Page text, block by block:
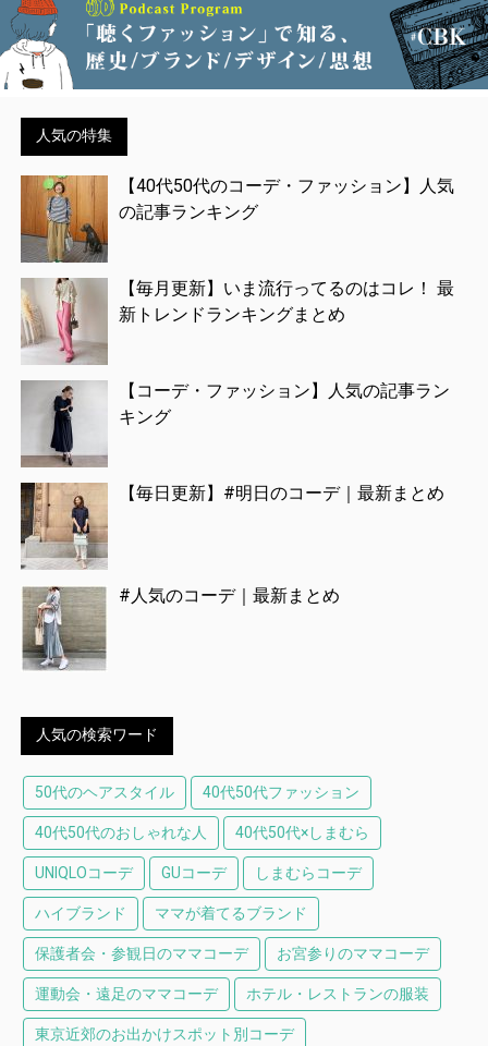
人気の特集
【40代50代のコーデ・ファッション】人気
の記事ランキング
【毎月更新】いま流行ってるのはコレ！ 最
新トレンドランキングまとめ
【コーデ・ファッション】人気の記事ラン
キング
【毎日更新】#明日のコーデ｜最新まとめ
#人気のコーデ｜最新まとめ
人気の検索ワード
50代のヘアスタイル 40代50代ファッション
40代50代のおしゃれな人 40代50代×しまむら
UNIQLOコーデ GUコーデ しまむらコーデ
ハイブランド ママが着てるブランド
保護者会・参観日のママコーデ お宮参りのママコーデ
運動会・遠足のママコーデ ホテル・レストランの服装
東京近郊のお出かけスポット別コーデ